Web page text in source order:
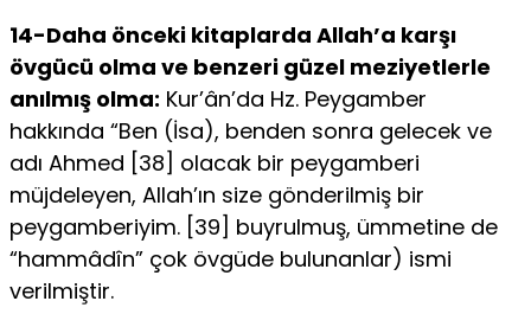
14-Daha önceki kitaplarda Allah’a karşı
övgücü olma ve benzeri güzel meziyetlerle
anılmış olma: Kur’ân’da Hz. Peygam­ber
hakkında “Ben (İsa), benden sonra gelecek ve
adı Ahmed [38] olacak bir peygamberi
müjdeleyen, Allah’ın size gönderilmiş bir
peygamberiyim. [39] buyrulmuş, ümmetine de
“hammâdîn” çok övgüde bulunanlar) ismi
verilmiştir.